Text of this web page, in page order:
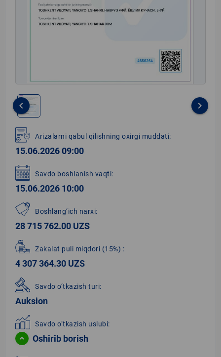
1
of
1
keyboard_arrow_left keyboard_arrow_right
Arizalarni qabul qilishning oxirgi muddati:
15.06.2026 09:00
Savdo boshlanish vaqti:
15.06.2026 10:00
Boshlang‘ich narxi:
28 715 762.00 UZS
Zakalat puli miqdori (15%) :
4 307 364.30 UZS
Savdo o‘tkazish turi:
Auksion
Savdo o‘tkazish uslubi:
Oshirib borish